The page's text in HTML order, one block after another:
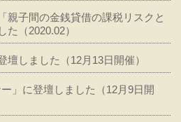
親子間の金銭貸借の課税リスクと
（2020.02）
壇しました（12月13日開催）
ー」に登壇しました（12月9日開